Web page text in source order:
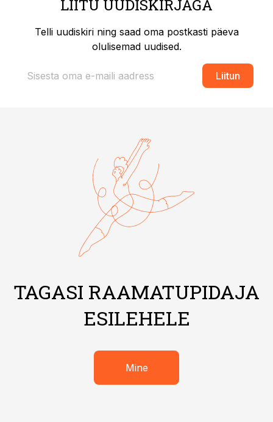
LIITU UUDISKIRJAGA
Telli uudiskiri ning saad oma postkasti päeva
olulisemad uudised.
Liitun
TAGASI RAAMATUPIDAJA
ESILEHELE
Mine